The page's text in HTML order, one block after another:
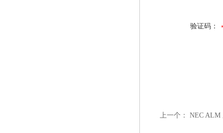
验证码：
上一个： NEC ALM